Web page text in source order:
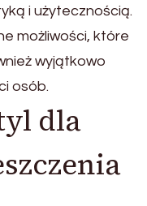
i użytecznością.
możliwości, które
wyjątkowo
osób.
dla